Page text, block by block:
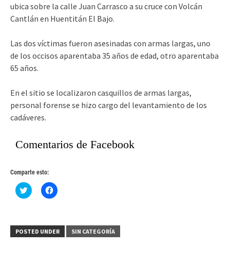
ubica sobre la calle Juan Carrasco a su cruce con Volcán
Cantlán en Huentitán El Bajo.
Las dos víctimas fueron asesinadas con armas largas, uno
de los occisos aparentaba 35 años de edad, otro aparentaba
65 años.
En el sitio se localizaron casquillos de armas largas,
personal forense se hizo cargo del levantamiento de los
cadáveres.
Comentarios de Facebook
Comparte esto:
Haz
clic
(Se
abre
Haz
clic
(Se
abre
POSTED UNDER SIN CATEGORÍA